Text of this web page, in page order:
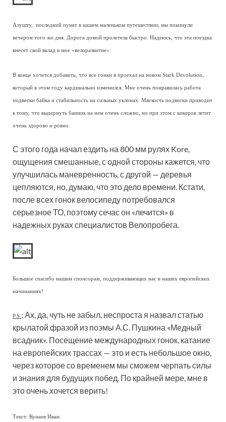
Алушту, последний пункт в нашем маленьком путешествии, мы покинули
вечером того же дня. Дорога домой пролетела быстро. Надеюсь, что эта поездка
внесет свой вклад в мое «велоразвитие».
В конце хочется добавить, что все гонки я проехал на новом Stark Devolution,
который в этом году кардинально изменился. Мне очень понравилась работа
подвески байка и стабильность на сильных уклонах. Мягкость подвески приводит
к тому, что выдернуть банник на нем очень сложно, но при этом с кикеров летит
очень здорово и ровно.
С этого года начал ездить на 800 мм рулях Kore,
ощущения смешанные, с одной стороны кажется, что
улучшилась маневренность, с другой — деревья
цепляются, но, думаю, что это дело времени. Кстати,
после всех гонок велосипеду потребовался
серьезное ТО, поэтому сечас он «лечится» в
надежных руках специалистов Велопробега.
Большое спасибо нашим спонсорам, поддерживающих нас в наших европейских
начинаниях!
P.S. : Ах, да, чуть не забыл, неспроста я назвал статью
крылатой фразой из поэмы А.С. Пушкина «Медный
всадник». Посещение международных гонок, катание
на европейских трассах — это и есть небольшое окно,
через которое со временем мы сможем черпать силы
и знания для будущих побед. По крайней мере, мне в
это очень хочется верить!
Текст: Кунаев Иван.